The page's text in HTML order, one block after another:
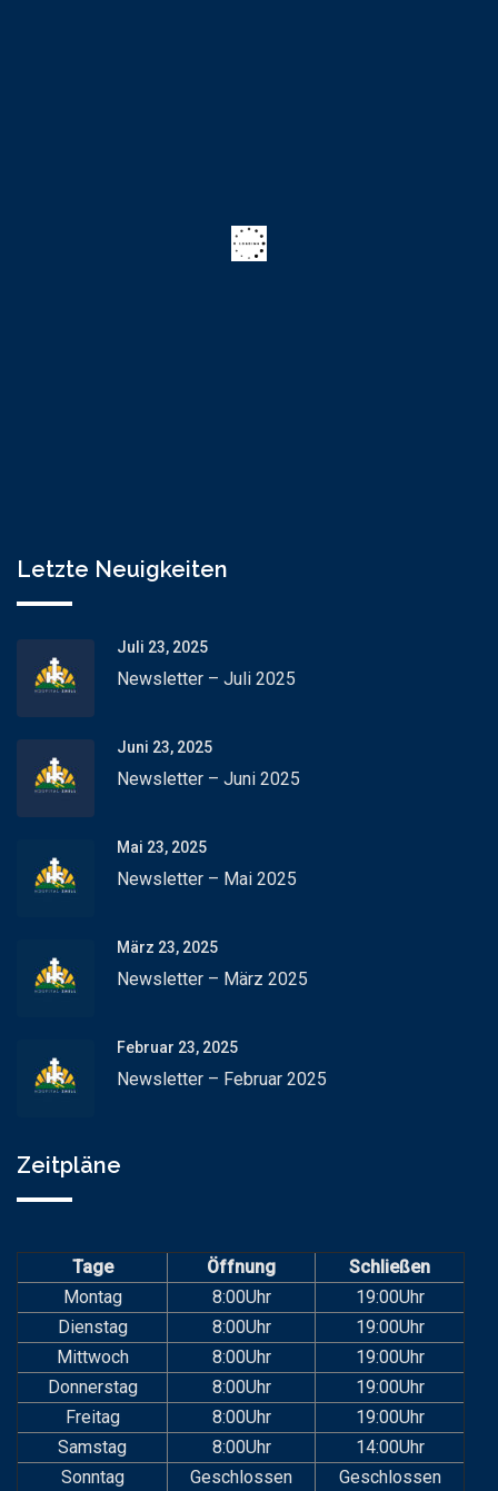
Letzte Neuigkeiten
Juli 23, 2025
Newsletter – Juli 2025
Juni 23, 2025
Newsletter – Juni 2025
Mai 23, 2025
Newsletter – Mai 2025
März 23, 2025
Newsletter – März 2025
Februar 23, 2025
Newsletter – Februar 2025
Zeitpläne
Tage Öffnung
Schließen
Montag
8:00Uhr
19:00Uhr
Dienstag
8:00Uhr
19:00Uhr
Mittwoch
8:00Uhr
19:00Uhr
Donnerstag
8:00Uhr
19:00Uhr
Freitag
8:00Uhr
19:00Uhr
Samstag
8:00Uhr
14:00Uhr
Sonntag
Geschlossen Geschlossen